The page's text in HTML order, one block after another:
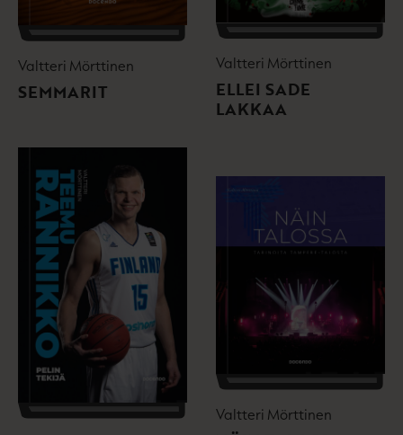
Valtteri Mörttinen
SEMMARIT
Valtteri Mörttinen
ELLEI SADE
LAKKAA
Valtteri Mörttinen